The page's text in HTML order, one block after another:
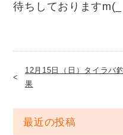
待ちしております
12月15日（日）タイラバ
果
最近の投稿